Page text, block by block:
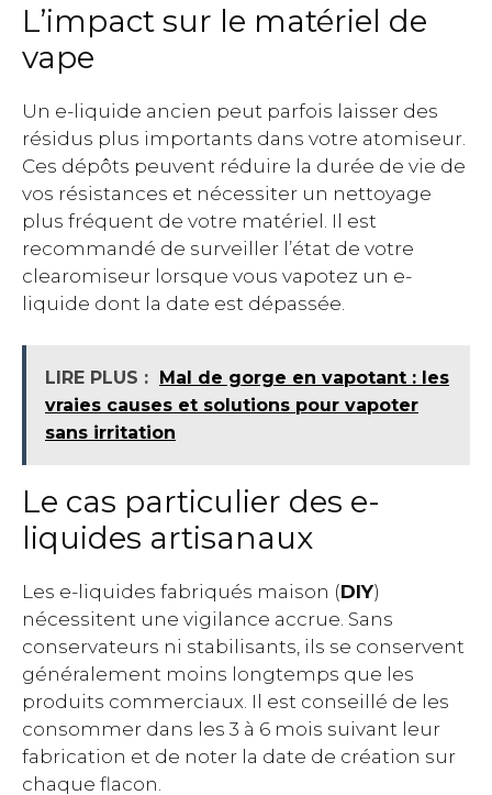
L’impact sur le matériel de
vape
Un e-liquide ancien peut parfois laisser des
résidus plus importants dans votre atomiseur.
Ces dépôts peuvent réduire la durée de vie de
vos résistances et nécessiter un nettoyage
plus fréquent de votre matériel. Il est
recommandé de surveiller l’état de votre
clearomiseur lorsque vous vapotez un e-
liquide dont la date est dépassée.
LIRE PLUS :
Mal de gorge en vapotant : les
vraies causes et solutions pour vapoter
sans irritation
Le cas particulier des e-
liquides artisanaux
Les e-liquides fabriqués maison (DIY)
nécessitent une vigilance accrue. Sans
conservateurs ni stabilisants, ils se conservent
généralement moins longtemps que les
produits commerciaux. Il est conseillé de les
consommer dans les 3 à 6 mois suivant leur
fabrication et de noter la date de création sur
chaque flacon.